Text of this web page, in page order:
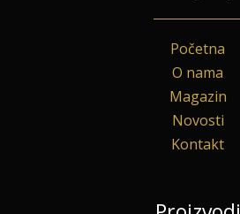
Početna
O nama
Magazin
Novosti
Kontakt